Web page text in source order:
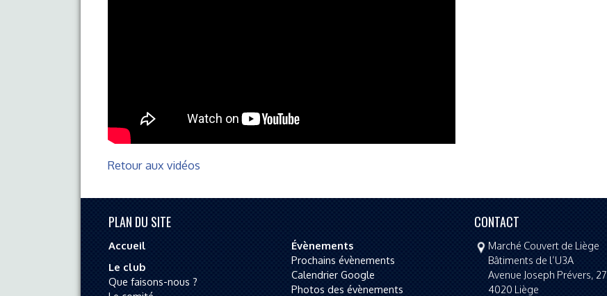
Retour aux vidéos
PLAN DU SITE
Accueil
Le club
Que faisons-nous ?
Évènements
Prochains évènements
Calendrier Google
Photos des évènements
CONTACT
Marché Couvert de Liège
Bâtiments de l’U3A
Avenue Joseph Prévers, 27
4020 Liège